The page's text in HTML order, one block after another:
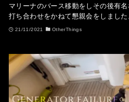
マリーナのバース移動をしその後有
打ち合わせをかねて懇親会をしました
21/11/2021 OtherThings